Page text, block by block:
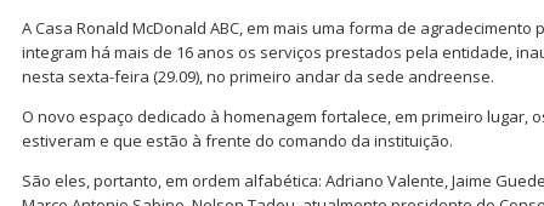
A Casa Ronald McDonald ABC, em mais uma forma de
integram há mais de 16 anos os serviços prestados pela entidade,
nesta sexta-feira (29.09), no primeiro andar da sede andreense.
O novo espaço dedicado à homenagem fortalece, em primeiro lugar,
estiveram e que estão à frente do comando da instituição.
São eles, portanto, em ordem alfabética: Adriano Valente, Jaime